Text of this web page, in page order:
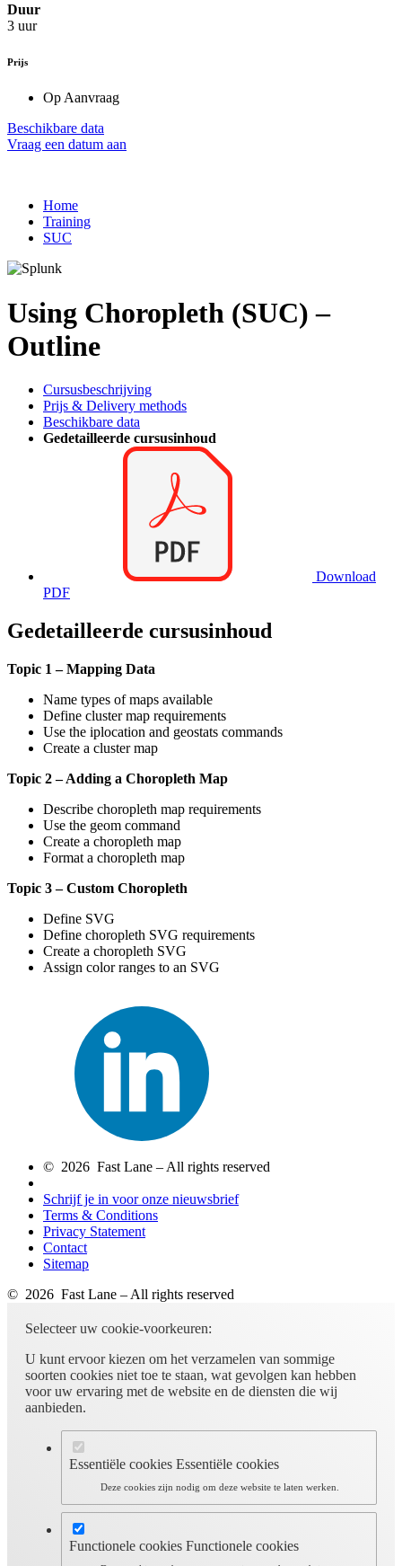
Duur
3 uur
Prijs
Op Aanvraag
Beschikbare data
Vraag een datum aan
Home
Training
SUC
Using Choropleth (SUC) –
Outline
Cursusbeschrijving
Prijs & Delivery methods
Beschikbare data
Gedetailleerde cursusinhoud
Download
PDF
Gedetailleerde cursusinhoud
Topic 1 – Mapping Data
Name types of maps available
Define cluster map requirements
Use the iplocation and geostats commands
Create a cluster map
Topic 2 – Adding a Choropleth Map
Describe choropleth map requirements
Use the geom command
Create a choropleth map
Format a choropleth map
Topic 3 – Custom Choropleth
Define SVG
Define choropleth SVG requirements
Create a choropleth SVG
Assign color ranges to an SVG
© 2026 Fast Lane – All rights reserved
Schrijf je in voor onze nieuwsbrief
Terms & Conditions
Privacy Statement
Contact
Sitemap
© 2026 Fast Lane – All rights reserved
Selecteer uw cookie-voorkeuren:
U kunt ervoor kiezen om het verzamelen van sommige
soorten cookies niet toe te staan, wat gevolgen kan hebben
voor uw ervaring met de website en de diensten die wij
aanbieden.
Essentiële cookies Essentiële cookies
Deze cookies zijn nodig om deze website te laten werken.
Functionele cookies Functionele cookies